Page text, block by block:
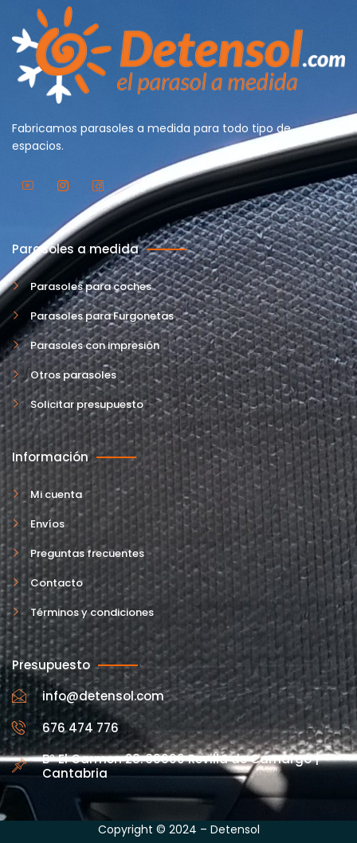
Fabricamos parasoles a medida para todo tipo de
espacios.
Parasoles a medida
Parasoles para coches
Parasoles para Furgonetas
Parasoles con impresión
Otros parasoles
Solicitar presupuesto
Información
Mi cuenta
Envíos
Preguntas frecuentes
Contacto
Términos y condiciones
Presupuesto
info@detensol.com
676 474 776
Bº El Carmen 28. 39600 Revilla de Camargo |
Cantabria
Copyright © 2024 – Detensol